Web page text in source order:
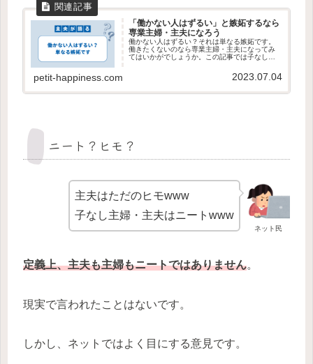
「働かない人はずるい」と嫉妬するなら
専業主婦・主夫になろう
働かない人はずるい？それは単なる嫉妬です。
働きたくないのなら専業主婦・主夫になってみ
てはいかがでしょうか。この記事では子なし専
petit-happiness.com 2023.07.04
ニート？ヒモ？
ネット民
主夫はただのヒモwww
子なし主婦・主夫はニートwww
定義上、主夫も主婦もニートではありません。
現実で言われたことはないです。
しかし、ネットではよく目にする意見です。